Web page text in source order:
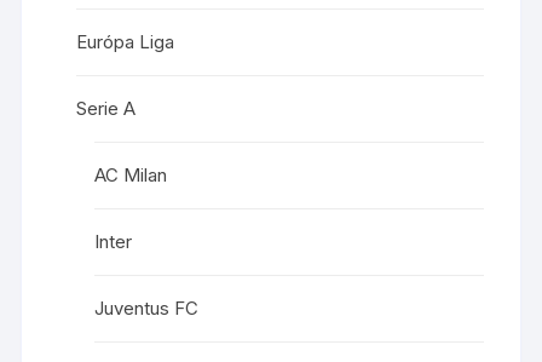
Európa Liga
Serie A
AC Milan
Inter
Juventus FC